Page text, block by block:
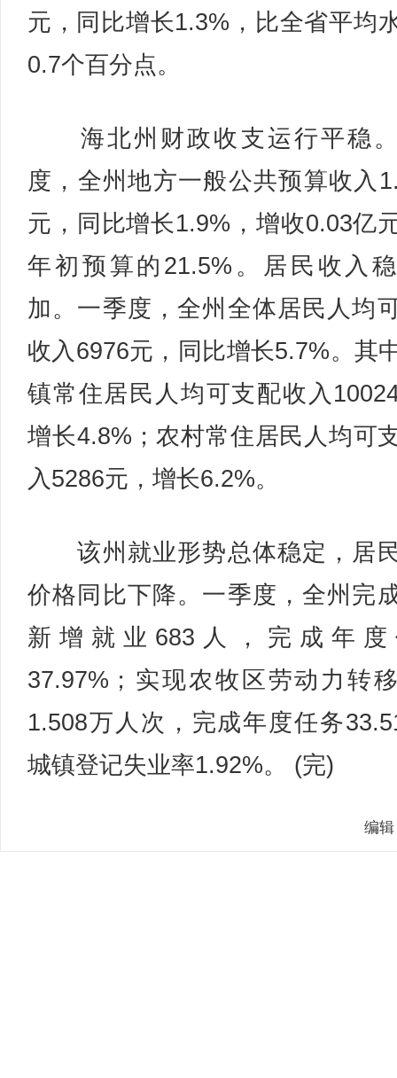
元，同比增长1.3%，比全省平均
0.7个百分点。
海北州财政收支运行平稳
度，全州地方一般公共预算收入
元，同比增长1.9%，增收0.03亿
年初预算的21.5%。居民收入
加。一季度，全州全体居民人均
收入6976元，同比增长5.7%。其
镇常住居民人均可支配收入
增长4.8%；农村常住居民人均可
入5286元，增长6.2%。
该州就业形势总体稳定，居
价格同比下降。一季度，全州完
新增就业683人，完成年度
37.97%；实现农牧区劳动力转
1.508万人次，完成年度任务
城镇登记失业率1.92%。 (完)
编